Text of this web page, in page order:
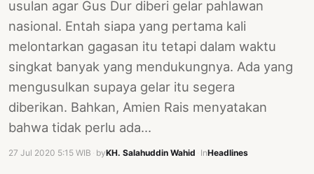
usulan agar Gus Dur diberi gelar pahlawan
nasional. Entah siapa yang pertama kali
melontarkan gagasan itu tetapi dalam waktu
singkat banyak yang mendukungnya. Ada yang
mengusulkan supaya gelar itu segera
diberikan. Bahkan, Amien Rais menyatakan
bahwa tidak perlu ada…
27 Jul 2020 5:15 WIB byKH. Salahuddin Wahid InHeadlines